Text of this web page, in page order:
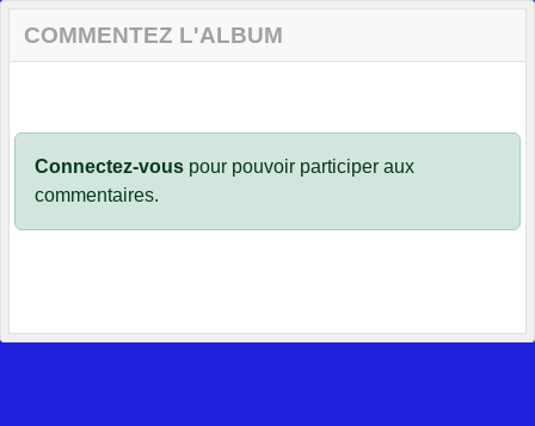
COMMENTEZ L'ALBUM
Connectez-vous pour pouvoir participer aux
commentaires.